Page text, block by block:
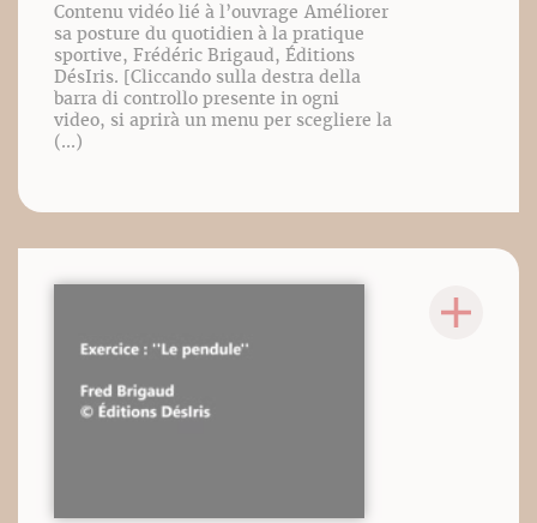
Contenu vidéo lié à l’ouvrage Améliorer
sa posture du quotidien à la pratique
sportive, Frédéric Brigaud, Éditions
DésIris. [Cliccando sulla destra della
barra di controllo presente in ogni
video, si aprirà un menu per scegliere la
(...)